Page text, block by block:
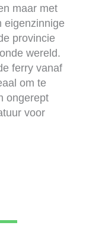
maar met
eigenzinnige
provincie
wereld.
ferry vanaf
om te
ongerept
voor